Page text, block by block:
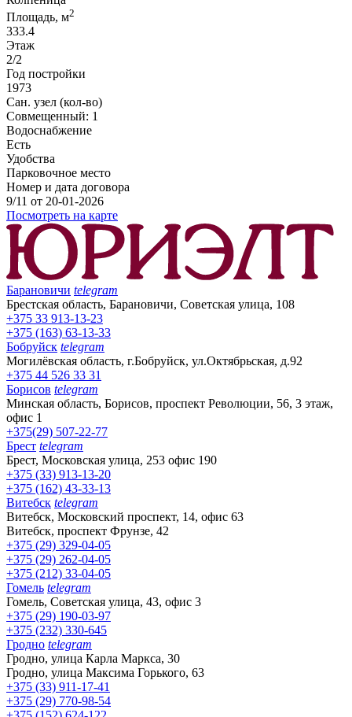
Площадь, м2
333.4
Этаж
2/2
Год постройки
1973
Сан. узел (кол-во)
Совмещенный: 1
Водоснабжение
Есть
Удобства
Парковочное место
Номер и дата договора
9/11 от 20-01-2026
Посмотреть на карте
Барановичи telegram
Брестская область, Барановичи, Советская улица, 108
+375 33 913-13-23
+375 (163) 63-13-33
Бобруйск telegram
Могилёвская область, г.Бобруйск, ул.Октябрьская, д.92
+375 44 526 33 31
Борисов telegram
Минская область, Борисов, проспект Революции, 56, 3 этаж,
офис 1
+375(29) 507-22-77
Брест telegram
Брест, Московская улица, 253 офис 190
+375 (33) 913-13-20
+375 (162) 43-33-13
Витебск telegram
Витебск, Московский проспект, 14, офис 63
Витебск, проспект Фрунзе, 42
+375 (29) 329-04-05
+375 (29) 262-04-05
+375 (212) 33-04-05
Гомель telegram
Гомель, Советская улица, 43, офис 3
+375 (29) 190-03-97
+375 (232) 330-645
Гродно telegram
Гродно, улица Карла Маркса, 30
Гродно, улица Максима Горького, 63
+375 (33) 911-17-41
+375 (29) 770-98-54